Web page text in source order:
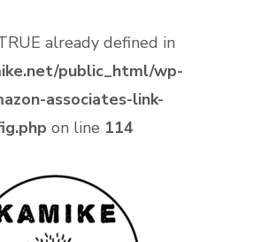
already defined in
public_html/wp-
associates-link-
on line 114